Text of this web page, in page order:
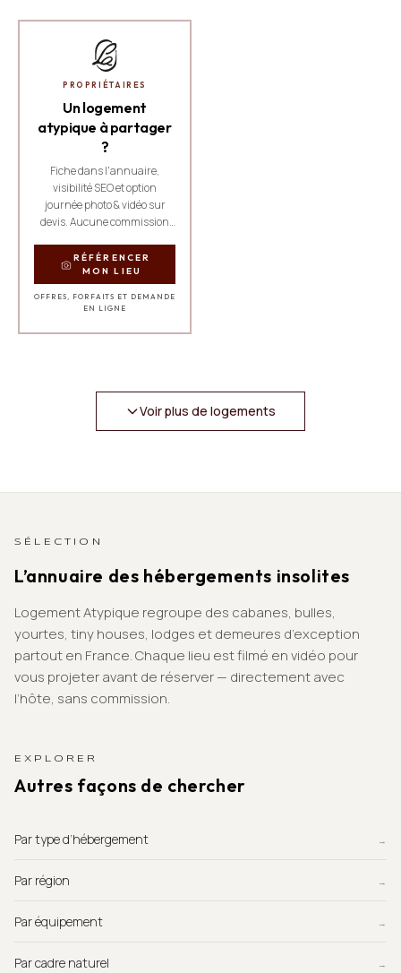
PROPRIÉTAIRES
Un logement
atypique à partager
?
Fiche dans l'annuaire,
visibilité SEO et option
journée photo & vidéo sur
devis. Aucune commission
RÉFÉRENCER
MON LIEU
OFFRES, FORFAITS ET DEMANDE
EN LIGNE
Voir plus de logements
SÉLECTION
L’annuaire des hébergements insolites
Logement Atypique regroupe des cabanes, bulles,
yourtes, tiny houses, lodges et demeures d’exception
partout en France. Chaque lieu est filmé en vidéo pour
vous projeter avant de réserver — directement avec
l’hôte, sans commission.
EXPLORER
Autres façons de chercher
Par type d’hébergement →
Par région →
Par équipement →
Par cadre naturel →